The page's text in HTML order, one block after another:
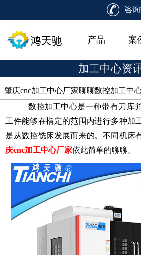
咨
产品 案
加工中心资
肇庆cnc加工中心厂家聊聊数控加工中
数控加工中心是一种带有刀库
工件能够在指定的范围内进行多种加
是从数控铣床发展而来的。不同机床
庆cnc加工中心厂家依此简单的聊聊。